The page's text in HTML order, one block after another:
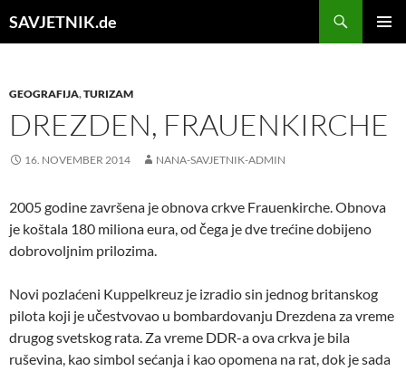
SAVJETNIK.de
GEOGRAFIJA,TURIZAM
DREZDEN, FRAUENKIRCHE
16. NOVEMBER 2014 NANA-SAVJETNIK-ADMIN
2005 godine završena je obnova crkve Frauenkirche. Obnova
je koštala 180 miliona eura, od čega je dve trećine dobijeno
dobrovoljnim prilozima.
Novi pozlaćeni Kuppelkreuz je izradio sin jednog britanskog
pilota koji je učestvovao u bombardovanju Drezdena za vreme
drugog svetskog rata. Za vreme DDR-a ova crkva je bila
ruševina, kao simbol sećanja i kao opomena na rat, dok je sada